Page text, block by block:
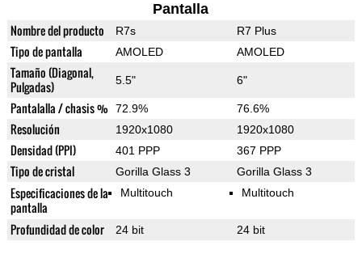
Pantalla
Nombre del producto R7s R7 Plus
Tipo de pantalla AMOLED AMOLED
Tamaño (Diagonal,
Pulgadas)
5.5" 6"
Pantalalla / chasis % 72.9% 76.6%
Resolución 1920x1080 1920x1080
Densidad (PPI) 401 PPP 367 PPP
Tipo de cristal Gorilla Glass 3 Gorilla Glass 3
Especificaciones de la
pantalla
Multitouch Multitouch
Profundidad de color 24 bit 24 bit